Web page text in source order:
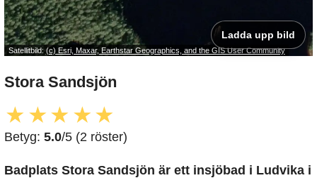
Satellitbild: (c) Esri, Maxar, Earthstar Geographics, and the GIS User Community
Ladda upp bild
Stora Sandsjön
★ ★★ ★★
Betyg: 5.0/5 (2 röster)
Badplats Stora Sandsjön är ett insjöbad i Ludvika i